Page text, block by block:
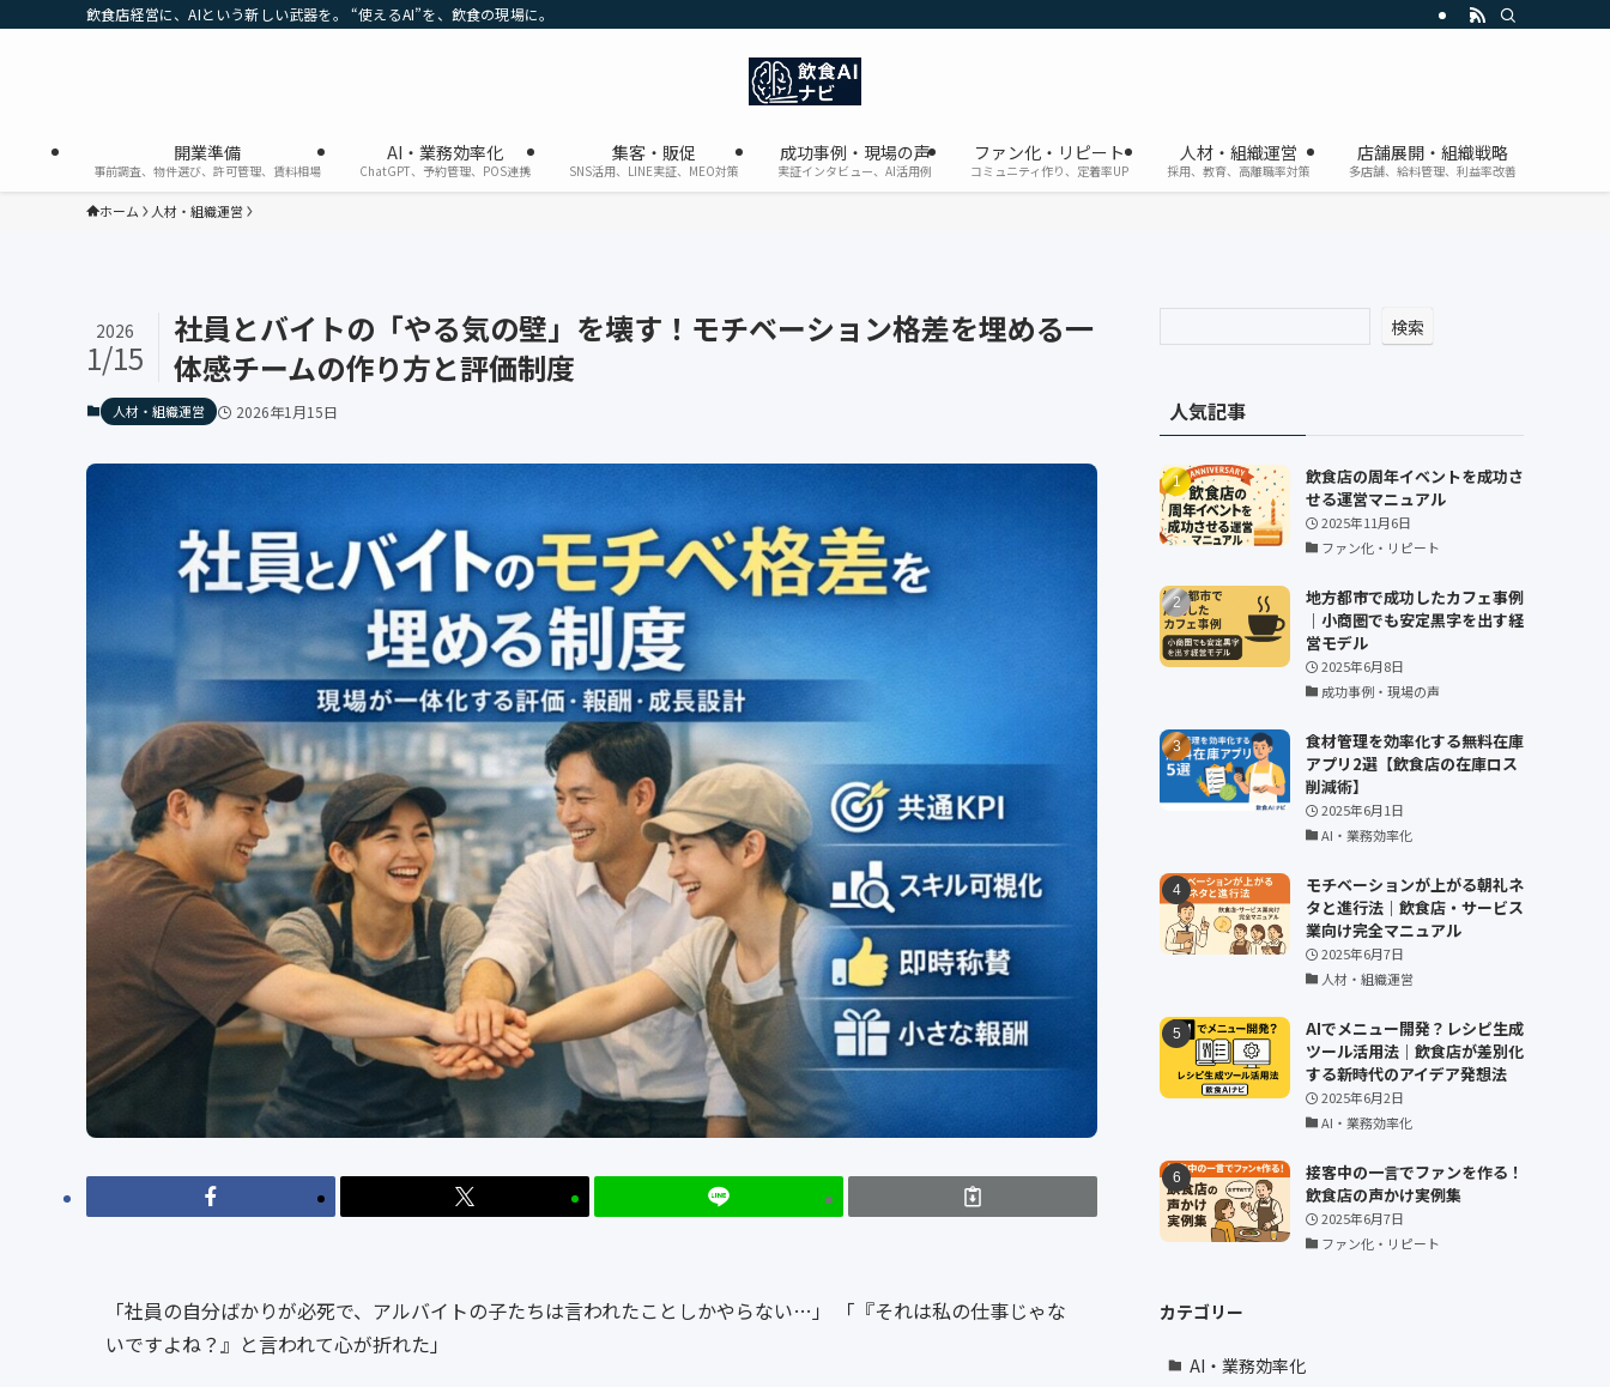
飲食店経営に、AIという新しい武器を。 “使えるAI”を、飲食の現場に。
開業準備
事前調査、物件選び、許可管理、賃料相場
AI・業務効率化
ChatGPT、予約管理、POS連携
集客・販促
SNS活用、LINE実証、MEO対策
成功事例・現場の声
実証インタビュー、AI活用例
ファン化・リピート
コミュニティ作り、定着率UP
人材・組織運営
採用、教育、高離職率対策
店舗展開・組織戦略
多店舗、給料管理、利益率改善
ホーム 人材・組織運営
社員とバイトの「やる気の壁」を壊す！モチベーション格差を埋める一
体感チームの作り方と評価制度
2026
1/15
人材・組織運営 2026年1月15日
「社員の自分ばかりが必死で、アルバイトの子たちは言われたことしかやらない…」 「『それは私の仕事じゃな
いですよね？』と言われて心が折れた」
検索
人気記事
飲食店の周年イベントを成功さ
せる運営マニュアル
2025年11月6日
ファン化・リピート
地方都市で成功したカフェ事例
｜小商圏でも安定黒字を出す経
営モデル
2025年6月8日
成功事例・現場の声
食材管理を効率化する無料在庫
アプリ2選【飲食店の在庫ロス
削減術】
2025年6月1日
AI・業務効率化
モチベーションが上がる朝礼ネ
タと進行法｜飲食店・サービス
業向け完全マニュアル
2025年6月7日
人材・組織運営
AIでメニュー開発？レシピ生成
ツール活用法｜飲食店が差別化
する新時代のアイデア発想法
2025年6月2日
AI・業務効率化
接客中の一言でファンを作る！
飲食店の声かけ実例集
2025年6月7日
ファン化・リピート
カテゴリー
AI・業務効率化